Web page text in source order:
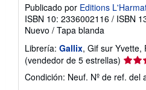
Publicado por Editions
ISBN 10: 2336002116 / ISBN
Nuevo / Tapa blanda
Librería: Gallix, Gif sur Yvette,
(vendedor de 5 estrellas)
del
Condición: Neuf. Nº de ref. del